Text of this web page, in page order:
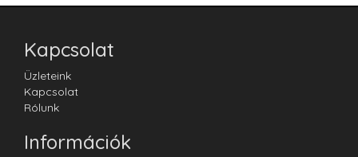
Kapcsolat
Üzleteink
Kapcsolat
Rólunk
Információk